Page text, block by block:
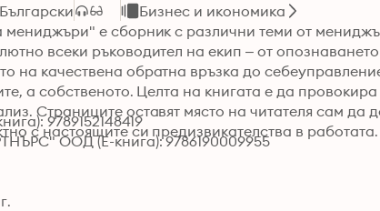
Бизнес и икономика
е сборник с различни теми от
всеки ръководител на екип – от
на качествена обратна връзка до
а собственото. Целта на книгата е да
Страниците оставят място на читателя сам да
с настоящите си предизвикателства в
9789152148419
ООД (Е-книга): 9786190009955